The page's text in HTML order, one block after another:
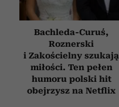
Bachleda-Curuś,
Roznerski
i Zakościelny szukają
miłości. Ten pełen
humoru polski hit
obejrzysz na Netflix